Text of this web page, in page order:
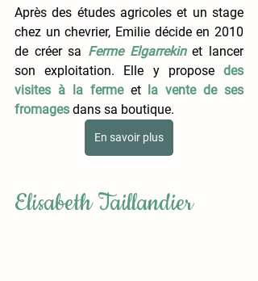
Après des études agricoles et un stage
chez un chevrier, Emilie décide en 2010
de créer sa Ferme Elgarrekin et lancer
son exploitation. Elle y propose des
visites à la ferme et la vente de ses
fromages dans sa boutique.
En savoir plus
Elisabeth Taillandier